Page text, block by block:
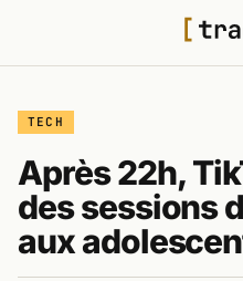
TECH
Après 22h,
des sessions
aux